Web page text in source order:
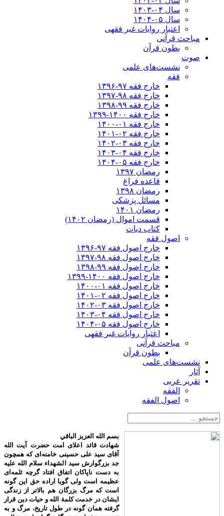
سال ۰۴-۱۴۰۳
سال ۰۵-۱۴۰۴
اعتبار روایات غیر فقهی
مباحث قرآنی
بطون قرآن
صوت
نشست‌های علمی
فقه
خارج فقه ۹۷-۱۳۹۶
خارج فقه ۹۸-۱۳۹۷
خارج فقه ۹۹-۱۳۹۸
خارج فقه ۱۴۰۰-۱۳۹۹
خارج فقه ۰۱-۱۴۰۰
خارج فقه ۰۲-۱۴۰۱
خارج فقه ۰۳-۱۴۰۲
خارج فقه ۰۴-۱۴۰۳
خارج فقه ۰۵-۱۴۰۴
رمضان ۱۳۹۷
قاعده فراغ
رمضان ۱۳۹۸
مسائل پزشکی
رمضان ۱۴۰۱
قسمت اموال (رمضان ۱۴۰۲)
کتاب دیات
اصول فقه
خارج اصول فقه ۹۷-۱۳۹۶
خارج اصول فقه ۹۸-۱۳۹۷
خارج اصول فقه ۹۹-۱۳۹۸
خارج اصول فقه ۱۴۰۰-۱۳۹۹
خارج اصول فقه ۰۱-۱۴۰۰
خارج اصول فقه ۰۲-۱۴۰۱
خارج اصول فقه ۰۳-۱۴۰۲
خارج اصول فقه ۰۴-۱۴۰۳
خارج اصول فقه ۰۵-۱۴۰۴
اعتبار روایات غیر فقهی
مباحث قرآنی
بطون قرآن
نشست‌های علمی
آثار
تقریر عربی
الفقه
اصول الفقه
بسم الله العزیز الباقي
شهادت قائد اعلای امت حضرت آیت الله
آقای سید علی حسینی خامنه‌ای که همچون
جد بزرگوارش سید الشهداء سلام الله علیه
به دست ناپاکان اتفاق افتاد گرچه ثلمه‌ای
عظیمه است ولی گویا اراده حق این گونه
است که مرگ بزرگان هم بالاتر از زندگی
ایشان در خدمت کلمة الله و حیات دین قرار
گرفته همان گونه در طول تاریخ، مرگ و به